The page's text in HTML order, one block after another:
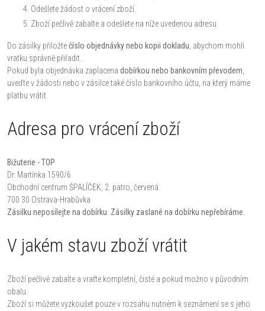
Odešlete žádost o vrácení zboží.
Zboží pečlivě zabalte a odešlete na níže uvedenou adresu.
Do zásilky přiložtečíslo objednávky nebo kopii dokladu, abychom mohli
vratku správně přiřadit.
Pokud byla objednávka zaplacena dobírkou nebo bankovním převodem,
uveďte v žádosti nebo v zásilce také číslo bankovního účtu, na který máme
platbu vrátit.
Adresa pro vrácení zboží
Bižuterie - TOP
Dr. Martínka 1590/6
Obchodní centrum ŠPALÍČEK, 2. patro, červená
700 30 Ostrava-Hrabůvka
Zásilku neposílejte na dobírku. Zásilky zaslané na dobírku nepřebíráme.
V jakém stavu zboží vrátit
Zboží pečlivě zabalte a vraťte kompletní, čisté a pokud možno v původním
obalu.
Zboží si můžete vyzkoušet pouze v rozsahu nutném k seznámení se s jeho